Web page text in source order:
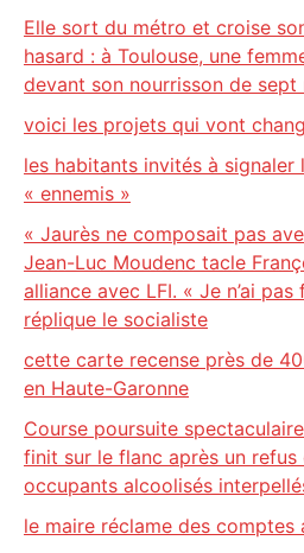
Elle sort du métro et croise
hasard : à Toulouse, une
devant son nourrisson de sept
voici les projets qui vont
les habitants invités à signaler
« ennemis »
« Jaurès ne composait pas
Jean-Luc Moudenc tacle
alliance avec LFI. « Je n’ai
réplique le socialiste
cette carte recense près de
en Haute-Garonne
Course poursuite
finit sur le flanc après un refus
occupants alcoolisés
le maire réclame des comptes